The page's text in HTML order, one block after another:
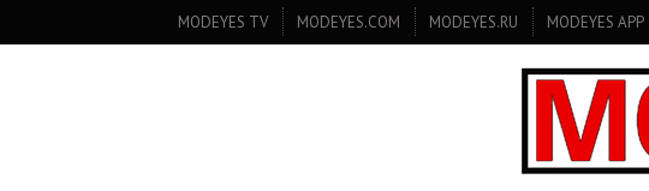
SECONDARY
NAVIGATION
MODEYES TV MODEYES.COM MODEYES.RU MODEYES APP